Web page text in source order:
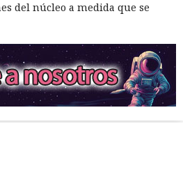
del núcleo a medida que se